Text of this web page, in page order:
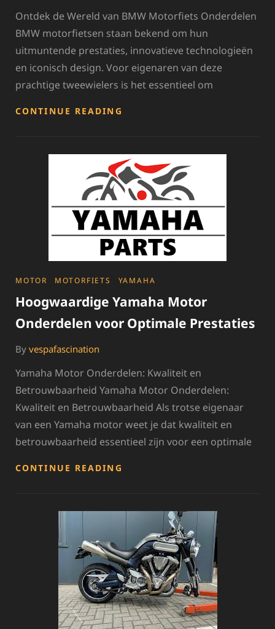
Ontdek de Wereld van BMW Motorfiets Onderdelen
BMW motorfietsen staan bekend om hun
uitmuntende prestaties, innovatieve technologieën
en iconisch design. Voor eigenaren van deze
prachtige tweewielers is het essentieel om
CONTINUE READING
ORIGINELE
BMW
MOTORFIETS
ONDERDELEN
CATEGORIES
MOTOR MOTORFIETS YAMAHA
Hoogwaardige Yamaha Motor
Onderdelen voor Optimale Prestaties
By vespafascination
Yamaha Motor Onderdelen: Kwaliteit en
Betrouwbaarheid Yamaha Motor Onderdelen:
Kwaliteit en Betrouwbaarheid Als trotse eigenaar
van een Yamaha motor weet je dat kwaliteit en
betrouwbaarheid essentieel zijn voor een optimale
CONTINUE READING
OPTIMALE
PRESTATIES